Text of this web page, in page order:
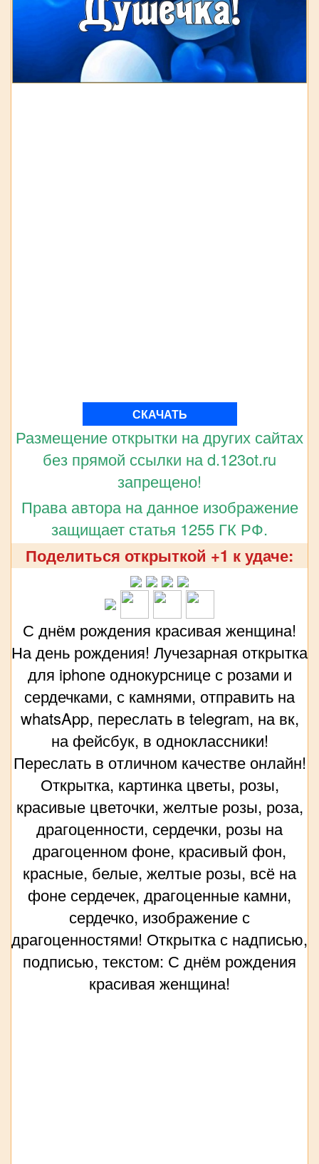
СКАЧАТЬ
Размещение открытки на других сайтах
без прямой ссылки на d.123ot.ru
запрещено!
Права автора на данное изображение
защищает статья 1255 ГК РФ.
Поделиться открыткой +1 к удаче:
С днём рождения красивая женщина!
На день рождения! Лучезарная открытка
для iphone однокурснице с розами и
сердечками, с камнями, отправить на
whatsApp, переслать в telegram, на вк,
на фейсбук, в одноклассники!
Переслать в отличном качестве онлайн!
Открытка, картинка цветы, розы,
красивые цветочки, желтые розы, роза,
драгоценности, сердечки, розы на
драгоценном фоне, красивый фон,
красные, белые, желтые розы, всё на
фоне сердечек, драгоценные камни,
сердечко, изображение с
драгоценностями! Открытка с надписью,
подписью, текстом: С днём рождения
красивая женщина!